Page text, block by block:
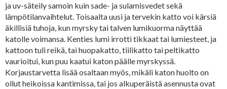
ja uv-säteily samoin kuin sade- ja sulamisvedet sekä
lämpötilanvaihtelut. Toisaalta uusi ja tervekin katto voi kärsiä
äkillisiä tuhoja, kun myrsky tai talven lumikuorma näyttää
katolle voimansa. Kenties lumi irrotti tikkaat tai lumiesteet, ja
kattoon tuli reikä, tai huopakatto, tiilikatto tai peltikatto
vaurioitui, kun puu kaatui katon päälle myrskyssä.
Korjaustarvetta lisää osaltaan myös, mikäli katon huolto on
ollut heikoissa kantimissa, tai jos alkuperäistä asennusta ovat